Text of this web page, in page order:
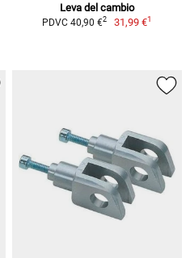
Leva del cambio
PDVC 40,90 €2 31,99 €1